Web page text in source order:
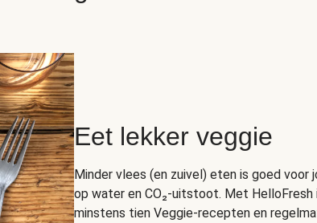
Eet lekker veggie
Minder vlees (en zuivel) eten is goed voor
op water en CO₂-uitstoot. Met
minstens tien Veggie-recepten en